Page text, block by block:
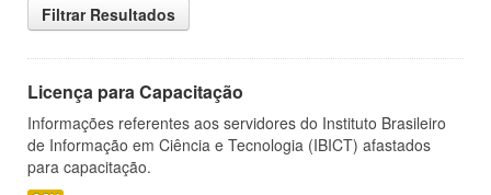
Filtrar Resultados
Licença para Capacitação
Informações referentes aos servidores do Instituto Brasileiro
de Informação em Ciência e Tecnologia (IBICT) afastados
para capacitação.